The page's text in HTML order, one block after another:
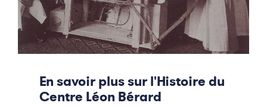
En savoir plus sur l'Histoire du
Centre Léon Bérard